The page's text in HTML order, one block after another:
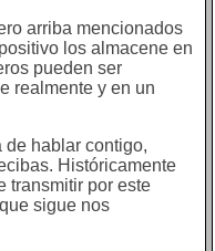
arriba mencionados
los almacene en
pueden ser
realmente y en un
de hablar contigo,
Históricamente
transmitir por este
sigue nos